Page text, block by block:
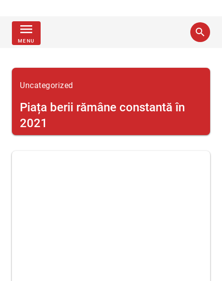
menu
MENU
search
Uncategorized
Piața berii rămâne constantă în
2021